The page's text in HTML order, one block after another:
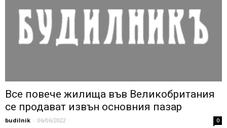
Все повече жилища във Великобритания
се продават извън основния пазар
budilnik - 06/06/2022 0